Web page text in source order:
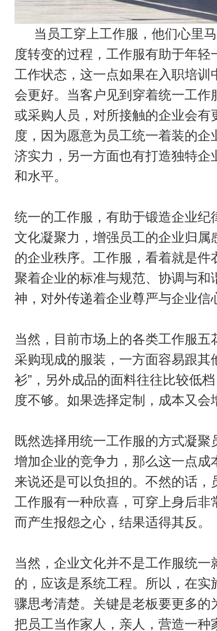
当员工穿上工作服，他们心里
度转变的过程，工作服有助于年轻
工作状态，这一点如果在入职培训
会更好。当客户见到穿着统一工作
或采购人员，对所接触的企业会有
度，因为愿意为员工统一着装的企
济实力，另一方面也有打造独特企
和水平。
统一的工作服，有助于锻造企业纪
文化凝聚力，增强员工的企业归属
的企业秩序。工作服，看着就是件
聚着企业的标准与规范、协调与和
神，对外传递着企业尊严与企业信
当然，目前市场上的各类工作服五
采购现成的服装，一方面容易跟其
衫”，另外成品的面料往往比较低
度不够。如果选择定制，成本又会
既然选择用统一工作服的方式凝聚
增加企业的竞争力，那么这一点成
来说还是可以负担的。不然的话，
工作服有一种欣喜，可穿上身后非
而产生报怨之心，结果适得其反。
当然，企业文化并不是工作服统一
的，应该是系统工程。所以，在实
骤思考清楚。关键是老板要更多的
把员工当作家人，亲人，营造一种